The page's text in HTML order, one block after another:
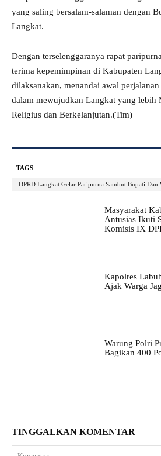
yang saling bersalam-salaman dengan
Langkat.
Dengan terselenggaranya rapat
terima kepemimpinan di Kabupaten
dilaksanakan, menandai awal
dalam mewujudkan Langkat yang lebih
Religius dan Berkelanjutan.(Tim)
TAGS
DPRD Langkat Gelar Paripurna Sambut Bupati
Masyarakat
Antusias Ikuti
Komisis IX
Kapolres
Ajak Warga
Warung Polri
Bagikan 400
TINGGALKAN KOMENTAR